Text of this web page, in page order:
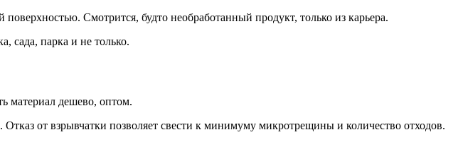
Смотрится, будто необработанный продукт, только из карьера.
сада, парка и не только.
материал дешево, оптом.
от взрывчатки позволяет свести к минимуму микротрещины и количество отходов.